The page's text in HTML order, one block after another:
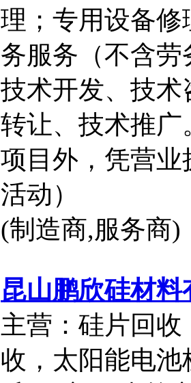
理；专用设备
务服务（不含
技术开发、技
转让、技术推
项目外，凭营
活动）
(制造商,服务商
昆山鹏欣硅材料
主营：硅片回
收，太阳能电池